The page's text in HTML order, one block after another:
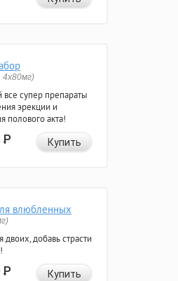
4х80мг)
супер препараты
эрекции и
полового акта!
Р Купить
влюбленных
двоих, добавь страсти
Р Купить